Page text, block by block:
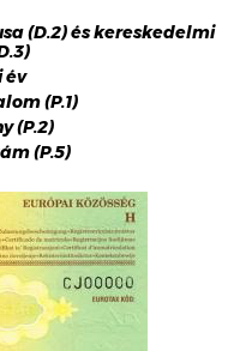
(D.2) és kereskedelmi
év
(P.1)
(P.2)
(P.5)